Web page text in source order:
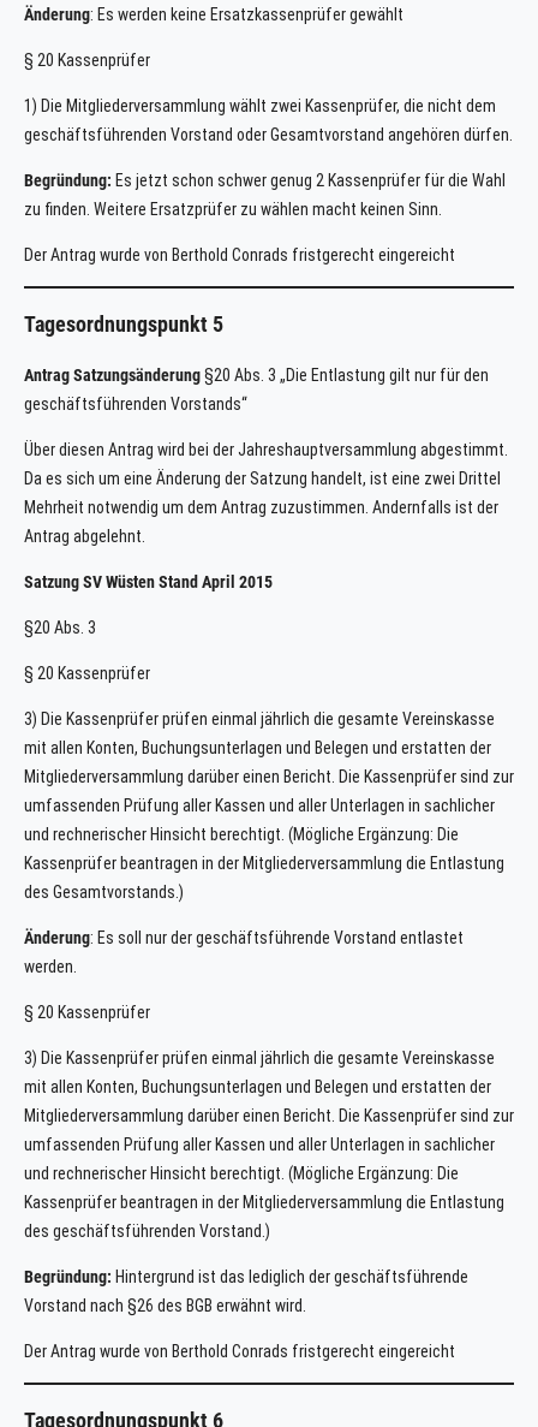
Änderung: Es werden keine Ersatzkassenprüfer gewählt
§ 20 Kassenprüfer
1) Die Mitgliederversammlung wählt zwei Kassenprüfer, die nicht dem
geschäftsführenden Vorstand oder Gesamtvorstand angehören dürfen.
Begründung: Es jetzt schon schwer genug 2 Kassenprüfer für die Wahl
zu finden. Weitere Ersatzprüfer zu wählen macht keinen Sinn.
Der Antrag wurde von Berthold Conrads fristgerecht eingereicht
Tagesordnungspunkt 5
Antrag Satzungsänderung§20 Abs. 3 „Die Entlastung gilt nur für den
geschäftsführenden Vorstands“
Über diesen Antrag wird bei der Jahreshauptversammlung abgestimmt.
Da es sich um eine Änderung der Satzung handelt, ist eine zwei Drittel
Mehrheit notwendig um dem Antrag zuzustimmen. Andernfalls ist der
Antrag abgelehnt.
Satzung SV Wüsten Stand April 2015
§20 Abs. 3
§ 20 Kassenprüfer
3) Die Kassenprüfer prüfen einmal jährlich die gesamte Vereinskasse
mit allen Konten, Buchungsunterlagen und Belegen und erstatten der
Mitgliederversammlung darüber einen Bericht. Die Kassenprüfer sind zur
umfassenden Prüfung aller Kassen und aller Unterlagen in sachlicher
und rechnerischer Hinsicht berechtigt. (Mögliche Ergänzung: Die
Kassenprüfer beantragen in der Mitgliederversammlung die Entlastung
des Gesamtvorstands.)
Änderung: Es soll nur der geschäftsführende Vorstand entlastet
werden.
§ 20 Kassenprüfer
3) Die Kassenprüfer prüfen einmal jährlich die gesamte Vereinskasse
mit allen Konten, Buchungsunterlagen und Belegen und erstatten der
Mitgliederversammlung darüber einen Bericht. Die Kassenprüfer sind zur
umfassenden Prüfung aller Kassen und aller Unterlagen in sachlicher
und rechnerischer Hinsicht berechtigt. (Mögliche Ergänzung: Die
Kassenprüfer beantragen in der Mitgliederversammlung die Entlastung
des geschäftsführenden Vorstand.)
Begründung: Hintergrund ist das lediglich der geschäftsführende
Vorstand nach §26 des BGB erwähnt wird.
Der Antrag wurde von Berthold Conrads fristgerecht eingereicht
Tagesordnungspunkt 6